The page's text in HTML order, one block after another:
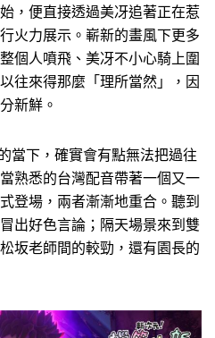
，便直接透過美冴追著正在惹
火力展示。嶄新的畫風下更多
個人噴飛、美冴不小心騎上圍
往來得那麼「理所當然」，因
新鮮。
當下，確實會有點無法把過往
熟悉的台灣配音帶著一個又一
登場，兩者漸漸地重合。聽到
出好色言論；隔天場景來到雙
坂老師間的較勁，還有園長的